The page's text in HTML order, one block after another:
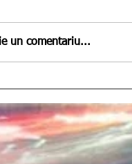
un comentariu...